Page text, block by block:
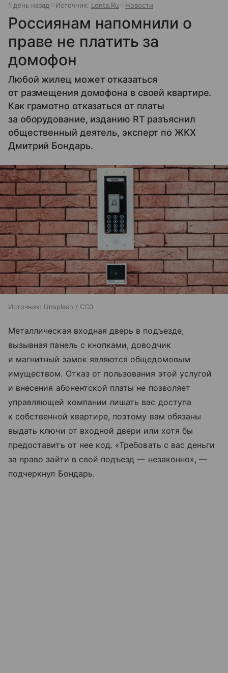
1 день назад Источник: Lenta.Ru Новости
Россиянам напомнили о
праве не платить за
домофон
Любой жилец может отказаться
от размещения домофона в своей квартире.
Как грамотно отказаться от платы
за оборудование, изданию RT разъяснил
общественный деятель, эксперт по ЖКХ
Дмитрий Бондарь.
Источник: Unsplash / CC0
Металлическая входная дверь в подъезде,
вызывная панель с кнопками, доводчик
и магнитный замок являются общедомовым
имуществом. Отказ от пользования этой услугой
и внесения абонентской платы не позволяет
управляющей компании лишать вас доступа
к собственной квартире, поэтому вам обязаны
выдать ключи от входной двери или хотя бы
предоставить от нее код. «Требовать с вас деньги
за право зайти в свой подъезд — незаконно», —
подчеркнул Бондарь.